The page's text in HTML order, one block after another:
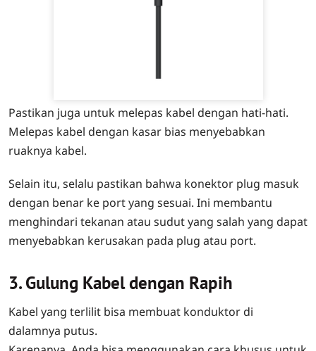
Pastikan juga untuk melepas kabel dengan hati-hati.
Melepas kabel dengan kasar bias menyebabkan
ruaknya kabel.
Selain itu, selalu pastikan bahwa konektor plug masuk
dengan benar ke port yang sesuai. Ini membantu
menghindari tekanan atau sudut yang salah yang dapat
menyebabkan kerusakan pada plug atau port.
3. Gulung Kabel dengan Rapih
Kabel yang terlilit bisa membuat konduktor di
dalamnya putus.